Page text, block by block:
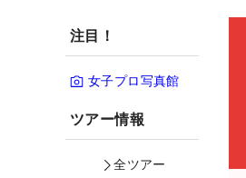
注目！
女子プロ写真館
ツアー情報
全ツアー